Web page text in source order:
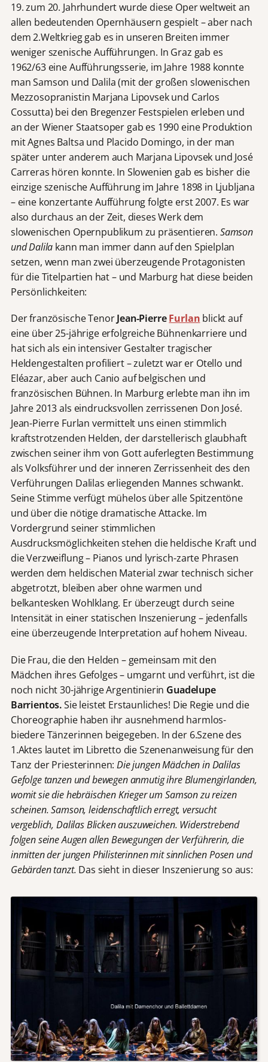
19. zum 20. Jahrhundert wurde diese Oper weltweit an
allen bedeutenden Opernhäusern gespielt – aber nach
dem 2.Weltkrieg gab es in unseren Breiten immer
weniger szenische Aufführungen. In Graz gab es
1962/63 eine Aufführungsserie, im Jahre 1988 konnte
man Samson und Dalila (mit der großen slowenischen
Mezzosopranistin Marjana Lipovsek und Carlos
Cossutta) bei den Bregenzer Festspielen erleben und
an der Wiener Staatsoper gab es 1990 eine Produktion
mit Agnes Baltsa und Placido Domingo, in der man
später unter anderem auch Marjana Lipovsek und José
Carreras hören konnte. In Slowenien gab es bisher die
einzige szenische Aufführung im Jahre 1898 in Ljubljana
– eine konzertante Aufführung folgte erst 2007. Es war
also durchaus an der Zeit, dieses Werk dem
slowenischen Opernpublikum zu präsentieren. Samson
und Dalila kann man immer dann auf den Spielplan
setzen, wenn man zwei überzeugende Protagonisten
für die Titelpartien hat – und Marburg hat diese beiden
Persönlichkeiten:
Der französische TenorJean-PierreFurlan blickt auf
eine über 25-jährige erfolgreiche Bühnenkarriere und
hat sich als ein intensiver Gestalter tragischer
Heldengestalten profiliert – zuletzt war er Otello und
Eléazar, aber auch Canio auf belgischen und
französischen Bühnen. In Marburg erlebte man ihn im
Jahre 2013 als eindrucksvollen zerrissenen Don José.
Jean-Pierre Furlan vermittelt uns einen stimmlich
kraftstrotzenden Helden, der darstellerisch glaubhaft
zwischen seiner ihm von Gott auferlegten Bestimmung
als Volksführer und der inneren Zerrissenheit des den
Verführungen Dalilas erliegenden Mannes schwankt.
Seine Stimme verfügt mühelos über alle Spitzentöne
und über die nötige dramatische Attacke. Im
Vordergrund seiner stimmlichen
Ausdrucksmöglichkeiten stehen die heldische Kraft und
die Verzweiflung – Pianos und lyrisch-zarte Phrasen
werden dem heldischen Material zwar technisch sicher
abgetrotzt, bleiben aber ohne warmen und
belkantesken Wohlklang. Er überzeugt durch seine
Intensität in einer statischen Inszenierung – jedenfalls
eine überzeugende Interpretation auf hohem Niveau.
Die Frau, die den Helden – gemeinsam mit den
Mädchen ihres Gefolges – umgarnt und verführt, ist die
noch nicht 30-jährige Argentinierin Guadelupe
Barrientos.Sie leistet Erstaunliches! Die Regie und die
Choreographie haben ihr ausnehmend harmlos-
biedere Tänzerinnen beigegeben. In der 6.Szene des
1.Aktes lautet im Libretto die Szenenanweisung für den
Tanz der Priesterinnen:Die jungen Mädchen in Dalilas
Gefolge tanzen und bewegen anmutig ihre Blumengirlanden,
womit sie die hebräischen Krieger um Samson zu reizen
scheinen. Samson, leidenschaftlich erregt, versucht
vergeblich, Dalilas Blicken auszuweichen. Widerstrebend
folgen seine Augen allen Bewegungen der Verführerin, die
inmitten der jungen Philisterinnen mit sinnlichen Posen und
Gebärden tanzt. Das sieht in dieser Inszenierung so aus: